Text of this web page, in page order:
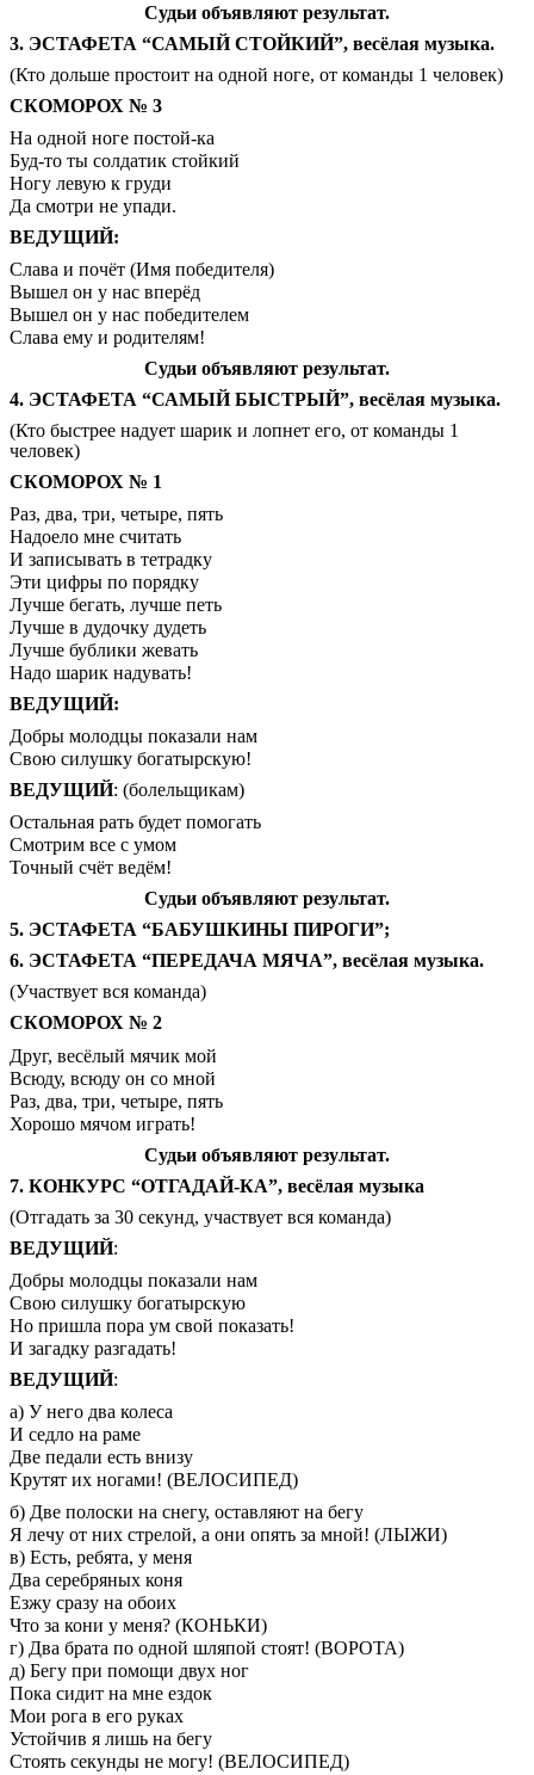
Судьи объявляют результат.
3. ЭСТАФЕТА “САМЫЙ СТОЙКИЙ”, весёлая музыка.
(Кто дольше простоит на одной ноге, от команды 1 человек)
СКОМОРОХ № 3
На одной ноге постой-ка
Буд-то ты солдатик стойкий
Ногу левую к груди
Да смотри не упади.
ВЕДУЩИЙ:
Слава и почёт (Имя победителя)
Вышел он у нас вперёд
Вышел он у нас победителем
Слава ему и родителям!
Судьи объявляют результат.
4. ЭСТАФЕТА “САМЫЙ БЫСТРЫЙ”, весёлая музыка.
(Кто быстрее надует шарик и лопнет его, от команды 1
человек)
СКОМОРОХ № 1
Раз, два, три, четыре, пять
Надоело мне считать
И записывать в тетрадку
Эти цифры по порядку
Лучше бегать, лучше петь
Лучше в дудочку дудеть
Лучше бублики жевать
Надо шарик надувать!
ВЕДУЩИЙ:
Добры молодцы показали нам
Свою силушку богатырскую!
ВЕДУЩИЙ: (болельщикам)
Остальная рать будет помогать
Смотрим все с умом
Точный счёт ведём!
Судьи объявляют результат.
5. ЭСТАФЕТА “БАБУШКИНЫ ПИРОГИ”;
6. ЭСТАФЕТА “ПЕРЕДАЧА МЯЧА”, весёлая музыка.
(Участвует вся команда)
СКОМОРОХ № 2
Друг, весёлый мячик мой
Всюду, всюду он со мной
Раз, два, три, четыре, пять
Хорошо мячом играть!
Судьи объявляют результат.
7. КОНКУРС “ОТГАДАЙ-КА”, весёлая музыка
(Отгадать за 30 секунд, участвует вся команда)
ВЕДУЩИЙ:
Добры молодцы показали нам
Свою силушку богатырскую
Но пришла пора ум свой показать!
И загадку разгадать!
ВЕДУЩИЙ:
а) У него два колеса
И седло на раме
Две педали есть внизу
Крутят их ногами! (ВЕЛОСИПЕД)
б) Две полоски на снегу, оставляют на бегу
Я лечу от них стрелой, а они опять за мной! (ЛЫЖИ)
в) Есть, ребята, у меня
Два серебряных коня
Езжу сразу на обоих
Что за кони у меня? (КОНЬКИ)
г) Два брата по одной шляпой стоят! (ВОРОТА)
д) Бегу при помощи двух ног
Пока сидит на мне ездок
Мои рога в его руках
Устойчив я лишь на бегу
Стоять секунды не могу! (ВЕЛОСИПЕД)